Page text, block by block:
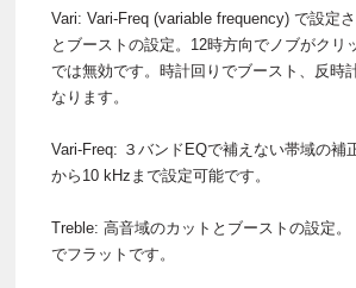
Vari: Vari-Freq (variable frequency) で設定
とブーストの設定。12時方向でノブがクリ
では無効です。時計回りでブースト、反時
なります。
Vari-Freq: ３バンドEQで補えない帯域の補
から10 kHzまで設定可能です。
Treble: 高音域のカットとブーストの設定。
でフラットです。